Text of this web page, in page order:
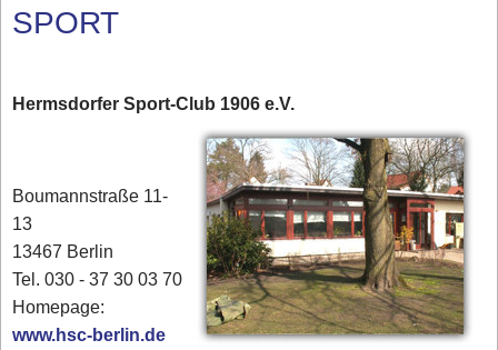
SPORT
Hermsdorfer Sport-Club 1906 e.V.
Boumannstraße 11-
13
13467 Berlin
Tel. 030 - 37 30 03 70
‎‎Homepage:
www.hsc-berlin.de